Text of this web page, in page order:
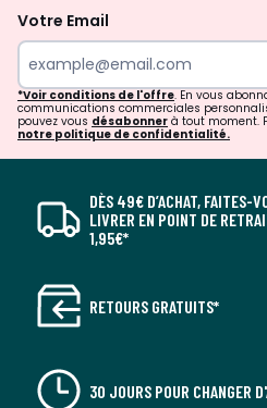
Votre Email
*Voir conditions de l'offre. En vous
communications commerciales
pouvez vous désabonner à tout moment.
notre politique de confidentialité.
DÈS 49€ D’ACHAT, FAITES-
LIVRER EN POINT DE
1,95€*
RETOURS GRATUITS*
30 JOURS POUR CHANGER